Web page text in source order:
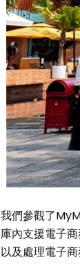
我們參觀了
庫內支援電子
以及處理電子